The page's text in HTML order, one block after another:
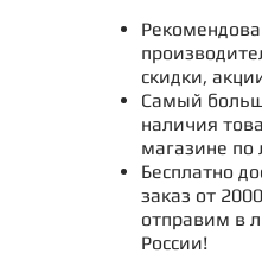
скидки,
Самый
наличия
магазине
Бесплатно
заказ от
отправим в
России!